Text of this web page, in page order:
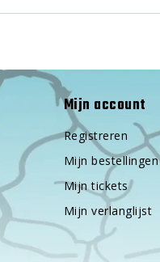
Mijn account
Registreren
Mijn bestellingen
Mijn tickets
Mijn verlanglijst